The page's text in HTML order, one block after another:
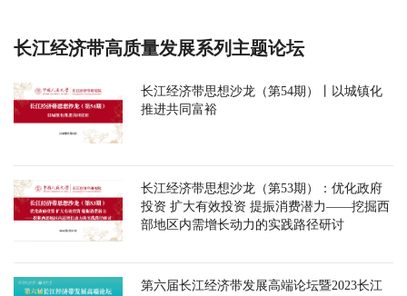
长江经济带高质量发展系列主题论坛
长江经济带思想沙龙（第54期）丨以城镇化
推进共同富裕
长江经济带思想沙龙（第53期）：优化政府
投资 扩大有效投资 提振消费潜力——挖掘西
部地区内需增长动力的实践路径研讨
第六届长江经济带发展高端论坛暨2023长江